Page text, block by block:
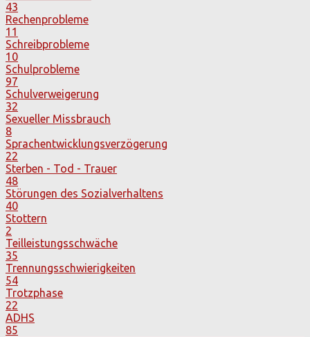
43
Rechenprobleme
11
Schreibprobleme
10
Schulprobleme
97
Schulverweigerung
32
Sexueller Missbrauch
8
Sprachentwicklungsverzögerung
22
Sterben - Tod - Trauer
48
Störungen des Sozialverhaltens
40
Stottern
2
Teilleistungsschwäche
35
Trennungsschwierigkeiten
54
Trotzphase
22
ADHS
85